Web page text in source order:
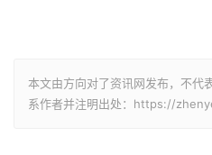
本文由方向对了资讯网发布，不代
系作者并注明出处：https://